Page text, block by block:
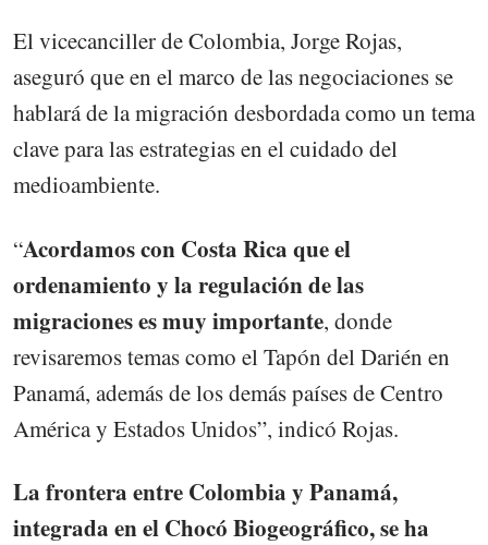
El vicecanciller de Colombia, Jorge Rojas,
aseguró que en el marco de las negociaciones se
hablará de la migración desbordada como un tema
clave para las estrategias en el cuidado del
medioambiente.
“Acordamos con Costa Rica que el
ordenamiento y la regulación de las
migraciones es muy importante, donde
revisaremos temas como el Tapón del Darién en
Panamá, además de los demás países de Centro
América y Estados Unidos”, indicó Rojas.
La frontera entre Colombia y Panamá,
integrada en el Chocó Biogeográfico, se ha